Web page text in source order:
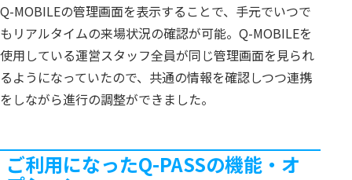
Q-MOBILEの管理画面を表示することで、手元でいつで
もリアルタイムの来場状況の確認が可能。Q-MOBILEを
使用している運営スタッフ全員が同じ管理画面を見られ
るようになっていたので、共通の情報を確認しつつ連携
をしながら進行の調整ができました。
ご利用になったQ-PASSの機能・オ